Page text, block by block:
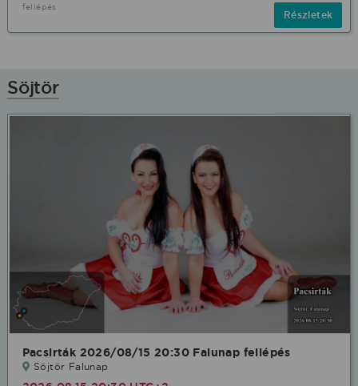
fellépés
Részletek
Söjtör
Pacsirták 2026/08/15 20:30 Falunap fellépés
Söjtör Falunap